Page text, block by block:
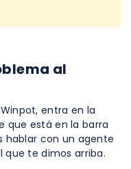
al
entra en la
que está en la barra
hablar con un agente
que te dimos arriba.